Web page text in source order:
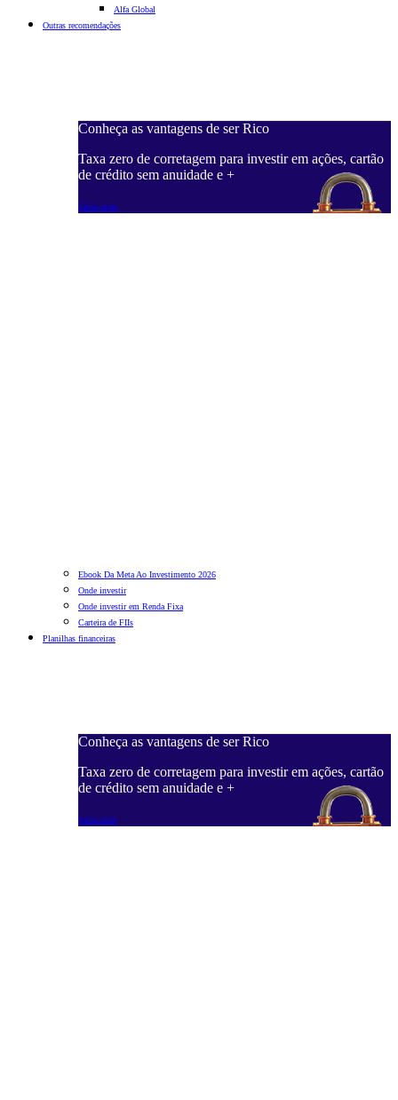
Alfa Global
Outras recomendações
Conheça as vantagens de ser Rico
Taxa zero de corretagem para investir em ações, cartão
de crédito sem anuidade e +
Saiba mais
Ebook Da Meta Ao Investimento 2026
Onde investir
Onde investir em Renda Fixa
Carteira de FIIs
Planilhas financeiras
Conheça as vantagens de ser Rico
Taxa zero de corretagem para investir em ações, cartão
de crédito sem anuidade e +
Saiba mais